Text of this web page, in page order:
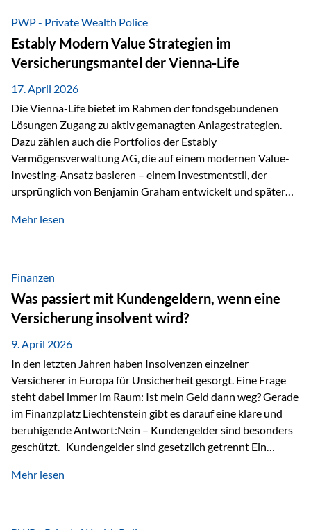
diesem Thema liefern unter anderem die praxisnahen
Ansätze von Finanzexperte Klaus Rost, der seit vielen Jahren
für eine verständliche und…
PWP - Private Wealth Police
Estably Modern Value Strategien im
Versicherungsmantel der Vienna-Life
17. April 2026
Die Vienna-Life bietet im Rahmen der fondsgebundenen
Lösungen Zugang zu aktiv gemanagten Anlagestrategien.
Dazu zählen auch die Portfolios der Estably
Vermögensverwaltung AG, die auf einem modernen Value-
Investing-Ansatz basieren – einem Investmentstil, der
ursprünglich von Benjamin Graham entwickelt und später
Modernes Value Investing als Grundlage Der
Fokus stehen Unternehmen, deren Börsenkurs unter ihrem
inneren Wert liegt. Neben klassischen
Bewertungskennzahlen werden auch qualitative Faktoren
wie Geschäftsmodell, Wettbewerbsvorteile und
Managementqualität…
Mehr lesen
Finanzen
Was passiert mit Kundengeldern, wenn eine
Versicherung insolvent wird?
9. April 2026
In den letzten Jahren haben Insolvenzen einzelner
Versicherer in Europa für Unsicherheit gesorgt. Eine Frage
steht dabei immer im Raum: Ist mein Geld dann weg? Gerade
im Finanzplatz Liechtenstein gibt es darauf eine klare und
beruhigende Antwort:Nein – Kundengelder sind besonders
geschützt. Kundengelder sind gesetzlich getrennt Ein
sogenannte Sondermasse. Das bedeutet:Die
Mehr lesen